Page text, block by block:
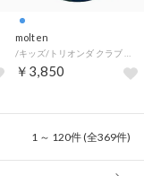
molten
￥3,850
1 ～ 120件 (全369件)